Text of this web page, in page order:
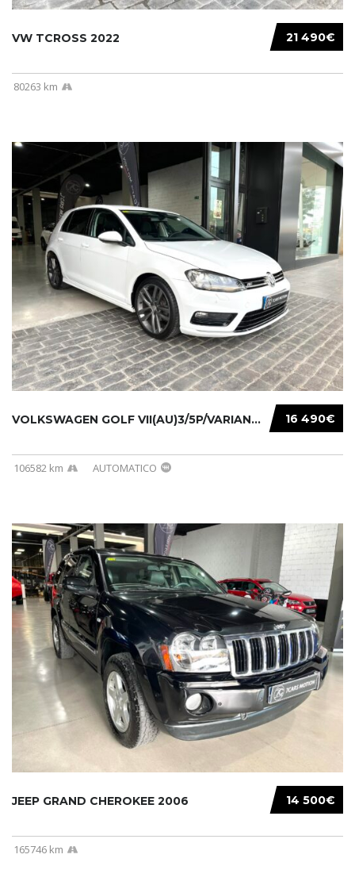
21 490€
VW TCROSS 2022
80263 km
16 490€
VOLKSWAGEN GOLF VII(AU)3/5P/VARIANT(12-16 20...
106582 km AUTOMATICO
14 500€
JEEP GRAND CHEROKEE 2006
165746 km